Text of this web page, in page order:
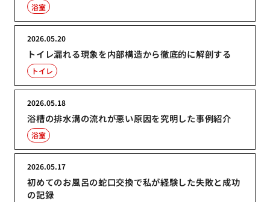
浴室
トイレ漏れる現象を内部構造から徹底的に解剖する
2026.05.20
トイレ
浴槽の排水溝の流れが悪い原因を究明した事例紹介
2026.05.18
浴室
初めてのお風呂の蛇口交換で私が経験した失敗と成功
の記録
2026.05.17